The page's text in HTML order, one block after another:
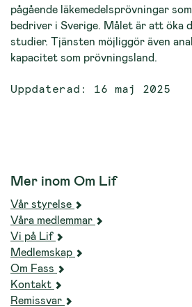
pågående läkemedelsprövningar
bedriver i Sverige. Målet är att öka
studier. Tjänsten möjliggör även
kapacitet som prövningsland.
Uppdaterad: 16 maj 2025
Mer inom Om Lif
Vår styrelse
Våra medlemmar
Vi på Lif
Medlemskap
Om Fass
Kontakt
Remissvar